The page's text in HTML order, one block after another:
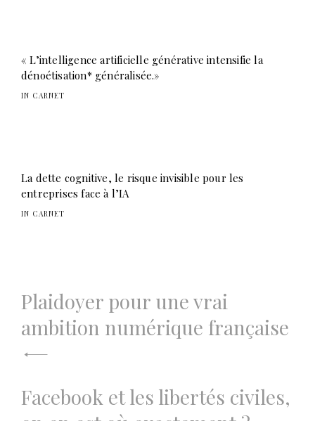
« L’intelligence artificielle générative intensifie la
dénoétisation* généralisée.»
IN CARNET
La dette cognitive, le risque invisible pour les
entreprises face à l’IA
IN CARNET
Navigation
de
l’article
Plaidoyer pour une vrai
ambition numérique française
Facebook et les libertés civiles,